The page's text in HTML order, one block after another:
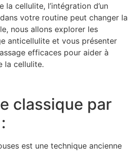
la cellulite, l’intégration d’un
votre routine peut changer la
nous allons explorer les
anticellulite et vous présenter
efficaces pour aider à
la cellulite.
classique par
est une technique ancienne